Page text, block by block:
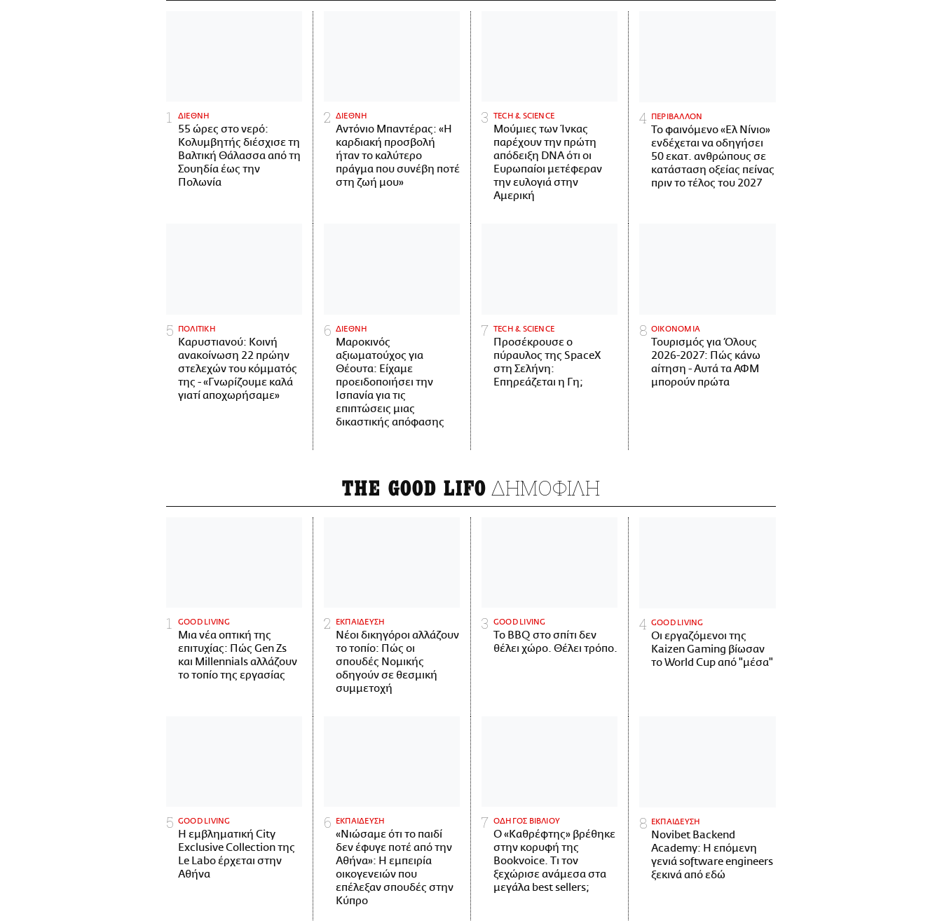
ΔΙΕΘΝΗ
55 ώρες στο νερό:
Κολυμβητής διέσχισε τη
Βαλτική Θάλασσα από τη
Σουηδία έως την
Πολωνία
ΔΙΕΘΝΗ
Αντόνιο Μπαντέρας: «Η
καρδιακή προσβολή
ήταν το καλύτερο
πράγμα που συνέβη ποτέ
στη ζωή μου»
ΤECH & SCIENCE
Μούμιες των Ίνκας
παρέχουν την πρώτη
απόδειξη DNA ότι οι
Ευρωπαίοι μετέφεραν
την ευλογιά στην
Αμερική
ΠΕΡΙΒΑΛΛΟΝ
Το φαινόμενο «Ελ Νίνιο»
ενδέχεται να οδηγήσει
50 εκατ. ανθρώπους σε
κατάσταση οξείας πείνας
πριν το τέλος του 2027
ΠΟΛΙΤΙΚΗ
Καρυστιανού: Κοινή
ανακοίνωση 22 πρώην
στελεχών του κόμματός
της - «Γνωρίζουμε καλά
γιατί αποχωρήσαμε»
ΔΙΕΘΝΗ
Μαροκινός
αξιωματούχος για
Θέουτα: Είχαμε
προειδοποιήσει την
Ισπανία για τις
επιπτώσεις μιας
δικαστικής απόφασης
ΤECH & SCIENCE
Προσέκρουσε ο
πύραυλος της SpaceX
στη Σελήνη:
Επηρεάζεται η Γη;
ΟΙΚΟΝΟΜΙΑ
Τουρισμός για Όλους
2026-2027: Πώς κάνω
αίτηση - Αυτά τα ΑΦΜ
μπορούν πρώτα
THE GOOD LIFO ΔΗΜΟΦΙΛΗ
GOOD LIVING
Μια νέα οπτική της
επιτυχίας: Πώς Gen Zs
και Millennials αλλάζουν
το τοπίο της εργασίας
ΕΚΠΑΙΔΕΥΣΗ
Νέοι δικηγόροι αλλάζουν
το τοπίο: Πώς οι
σπουδές Νομικής
οδηγούν σε θεσμική
συμμετοχή
GOOD LIVING
Το BBQ στο σπίτι δεν
θέλει χώρο. Θέλει τρόπο.
GOOD LIVING
Οι εργαζόμενοι της
Kaizen Gaming βίωσαν
το World Cup από "μέσα"
GOOD LIVING
Η εμβληματική City
Exclusive Collection της
Le Labo έρχεται στην
Αθήνα
ΕΚΠΑΙΔΕΥΣΗ
«Νιώσαμε ότι το παιδί
δεν έφυγε ποτέ από την
Αθήνα»: Η εμπειρία
οικογενειών που
επέλεξαν σπουδές στην
Κύπρο
ΟΔΗΓΟΣ ΒΙΒΛΙΟΥ
Ο «Καθρέφτης» βρέθηκε
στην κορυφή της
Bookvoice. Τι τον
ξεχώρισε ανάμεσα στα
μεγάλα best sellers;
ΕΚΠΑΙΔΕΥΣΗ
Novibet Backend
Academy: Η επόμενη
γενιά software engineers
ξεκινά από εδώ